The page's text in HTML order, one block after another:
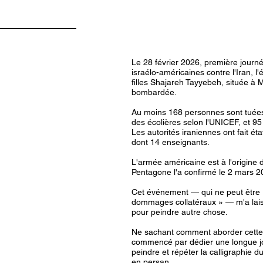
Le 28 février 2026, première
israélo-américaines contre l'Iran,
filles Shajareh Tayyebeh, située à
bombardée.
Au moins 168 personnes sont
des écolières selon l'UNICEF, et
Les autorités iraniennes ont fait
dont 14 enseignants.
L'armée américaine est à
Pentagone l'a confirmé le 2 mars
Cet événement — qui ne peut
dommages collatéraux » — m'a
pour peindre autre chose.
Ne sachant comment aborder
commencé par dédier une longue
peindre et répéter la calligraphie